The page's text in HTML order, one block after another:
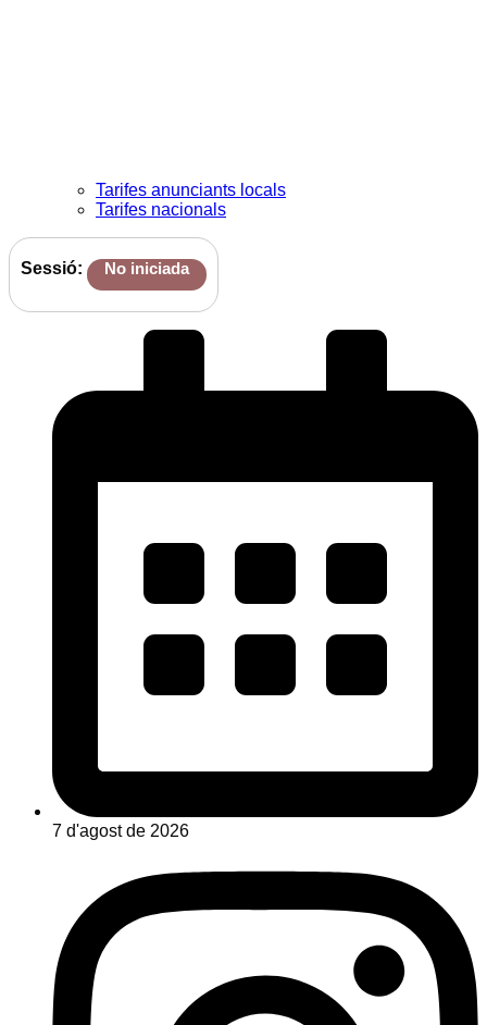
Tarifes anunciants locals
Tarifes nacionals
Sessió: No iniciada
7 d'agost de 2026